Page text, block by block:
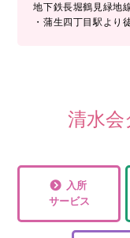
地下鉄長堀鶴見緑地
・蒲生四丁目駅より
清水会
入所
サービス